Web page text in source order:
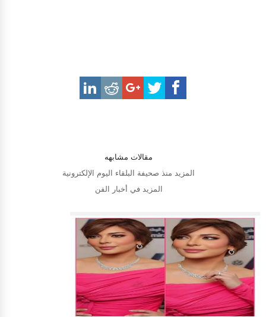
مقالات مشابهه
المزيد منذ صحيفة البلقاء اليوم الإلكترونية
المزيد في أخبار الفن